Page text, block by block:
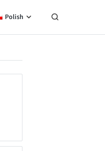
Polish